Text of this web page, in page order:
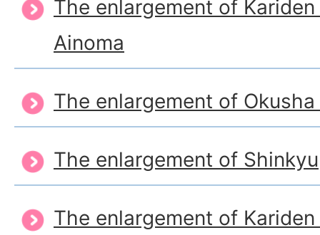
The enlargement of
Ainoma
The enlargement of
The enlargement of Shinkyu
The enlargement of